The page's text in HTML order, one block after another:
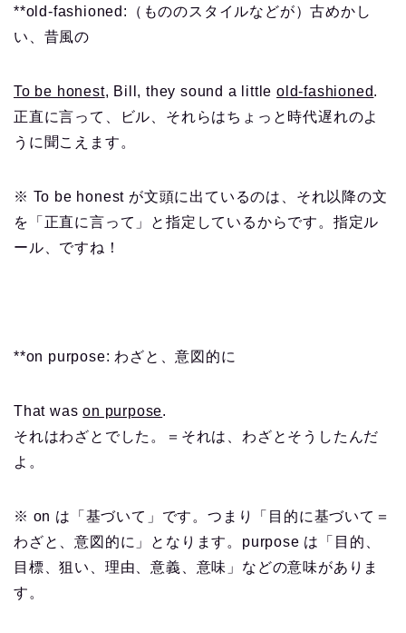
**old-fashioned:（もののスタイルなどが）古めかし
い、昔風の
To be honest, Bill, they sound a littleold-fashioned.
正直に言って、ビル、それらはちょっと時代遅れのよ
うに聞こえます。
※ To be honest が文頭に出ているのは、それ以降の文
を「正直に言って」と指定しているからです。指定ル
ール、ですね！
**on purpose: わざと、意図的に
That wason purpose.
それはわざとでした。＝それは、わざとそうしたんだ
よ。
※ on は「基づいて」です。つまり「目的に基づいて＝
わざと、意図的に」となります。purpose は「目的、
目標、狙い、理由、意義、意味」などの意味がありま
す。